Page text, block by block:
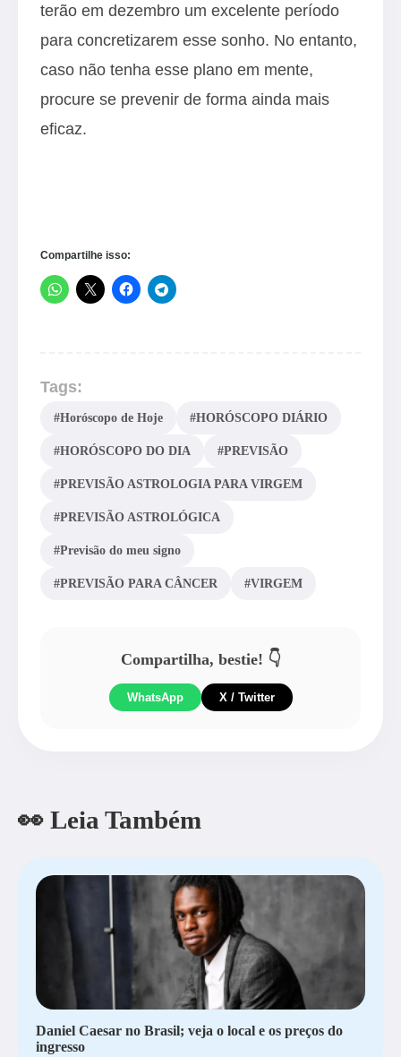
terão em dezembro um excelente período
para concretizarem esse sonho. No entanto,
caso não tenha esse plano em mente,
procure se prevenir de forma ainda mais
eficaz.
Compartilhe isso:
Tags:
#Horóscopo de Hoje #HORÓSCOPO DIÁRIO
#HORÓSCOPO DO DIA #PREVISÃO
#PREVISÃO ASTROLOGIA PARA VIRGEM
#PREVISÃO ASTROLÓGICA
#Previsão do meu signo
#PREVISÃO PARA CÂNCER #VIRGEM
Compartilha, bestie! 👇
WhatsApp X / Twitter
👀 Leia Também
Daniel Caesar no Brasil; veja o local e os preços do
ingresso